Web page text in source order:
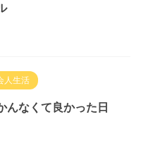
人生活
んなくて良かった日